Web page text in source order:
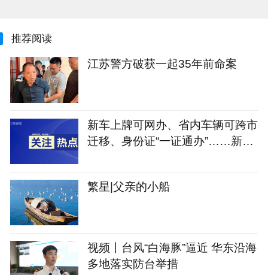
推荐阅读
江苏警方破获一起35年前命案
新车上牌可网办、省内车辆可跨市
迁移、身份证“一证通办”……新修
繁星|父亲的小船
视频丨台风“白海豚”逼近 华东沿海
多地落实防台举措